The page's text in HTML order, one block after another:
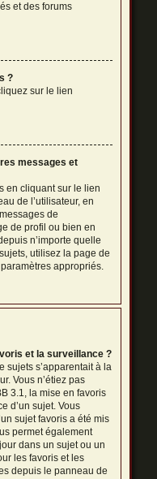
et des forums
?
sur le lien
messages et
en cliquant sur le lien
de l’utilisateur, en
de
de profil ou bien en
n’importe quelle
utilisez la page de
appropriés.
et la surveillance ?
sujets s’apparentait à la
Vous n’étiez pas
3.1, la mise en favoris
d’un sujet. Vous
sujet favoris a été mis
permet également
dans un sujet ou un
les favoris et les
depuis le panneau de